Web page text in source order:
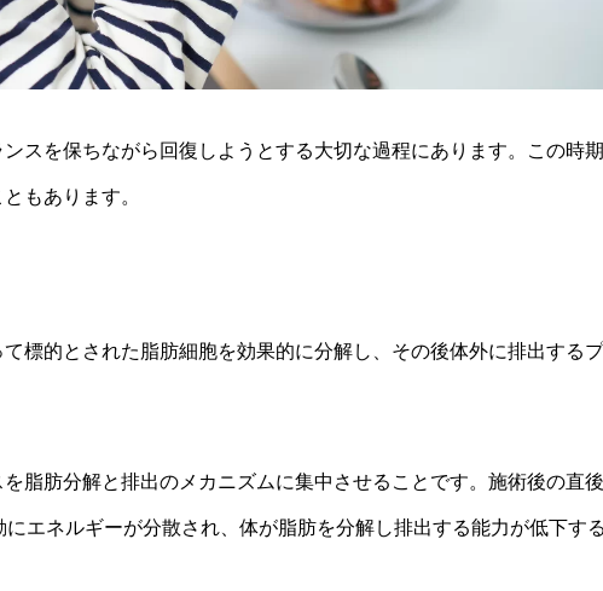
スを保ちながら回復しようとする大切な過程にあります。この時期
もあります。
標的とされた脂肪細胞を効果的に分解し、その後体外に排出するプ
脂肪分解と排出のメカニズムに集中させることです。施術後の直後
エネルギーが分散され、体が脂肪を分解し排出する能力が低下す